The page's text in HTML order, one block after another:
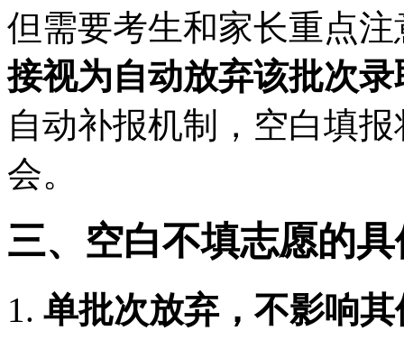
但需要考生和家长重点注
接视为自动放弃该批次录
自动补报机制，空白填
会。
三、空白不填志愿的
1. 单批次放弃，不影响